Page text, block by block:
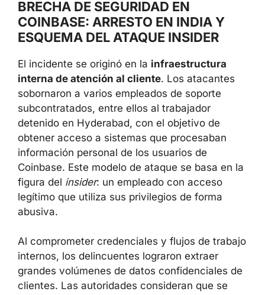
BRECHA DE SEGURIDAD EN
COINBASE: ARRESTO EN INDIA Y
El incidente se originó en lainfraestructura
interna de atención al cliente. Los atacantes
sobornaron a varios empleados de soporte
subcontratados, entre ellos al trabajador
detenido en Hyderabad, con el objetivo de
obtener acceso a sistemas que procesaban
información personal de los usuarios de
Coinbase. Este modelo de ataque se basa en
la figura del insider : un empleado con acceso
legítimo que utiliza sus privilegios de forma
Al comprometer credenciales y flujos de
trabajo internos, los delincuentes lograron
extraer grandes volúmenes de datos